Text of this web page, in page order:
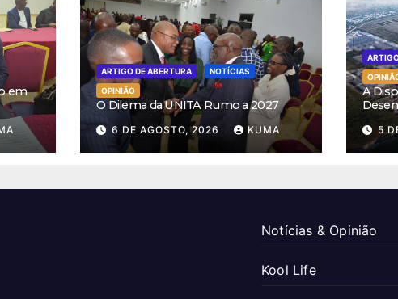
em
ARTIGO DE ABERTURA
NOTÍCIAS
OPINIÃO
O Dilema da UNITA Rumo a 2027
6 DE AGOSTO, 2026 KUMA
A
5
Notícias & Opinião
Kool Life